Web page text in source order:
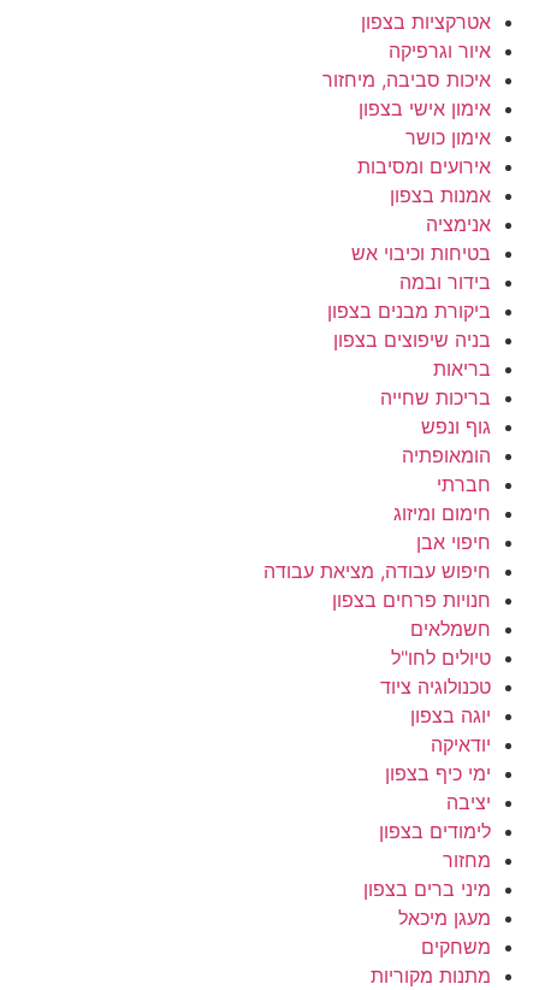
אטרקציות בצפון
איור וגרפיקה
איכות סביבה, מיחזור
אימון אישי בצפון
אימון כושר
אירועים ומסיבות
אמנות בצפון
אנימציה
בטיחות וכיבוי אש
בידור ובמה
ביקורת מבנים בצפון
בניה שיפוצים בצפון
בריאות
בריכות שחייה
גוף ונפש
הומאופתיה
חברתי
חימום ומיזוג
חיפוי אבן
חיפוש עבודה, מציאת עבודה
חנויות פרחים בצפון
חשמלאים
טיולים לחו"ל
טכנולוגיה ציוד
יוגה בצפון
יודאיקה
ימי כיף בצפון
יציבה
לימודים בצפון
מחזור
מיני ברים בצפון
מעגן מיכאל
משחקים
מתנות מקוריות